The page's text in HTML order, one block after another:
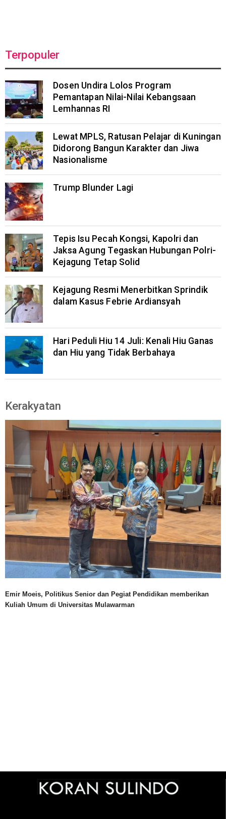
Terpopuler
Dosen Undira Lolos Program
Pemantapan Nilai-Nilai Kebangsaan
Lemhannas RI
Lewat MPLS, Ratusan Pelajar di Kuningan
Didorong Bangun Karakter dan Jiwa
Nasionalisme
Trump Blunder Lagi
Tepis Isu Pecah Kongsi, Kapolri dan
Jaksa Agung Tegaskan Hubungan Polri-
Kejagung Tetap Solid
Kejagung Resmi Menerbitkan Sprindik
dalam Kasus Febrie Ardiansyah
Hari Peduli Hiu 14 Juli: Kenali Hiu Ganas
dan Hiu yang Tidak Berbahaya
Kerakyatan
Emir Moeis, Politikus Senior dan Pegiat Pendidikan memberikan
Kuliah Umum di Universitas Mulawarman